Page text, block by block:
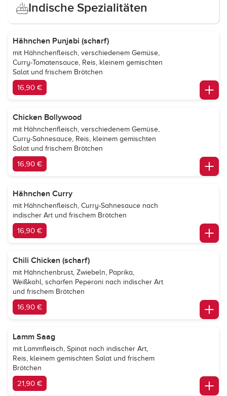
Indische Spezialitäten
Hähnchen Punjabi (scharf)
mit Hähnchenfleisch, verschiedenem Gemüse,
Curry-Tomatensauce, Reis, kleinem gemischten
Salat und frischem Brötchen
16,90 €
Chicken Bollywood
mit Hähnchenfleisch, verschiedenem Gemüse,
Curry-Sahnesauce, Reis, kleinem gemischten
Salat und frischem Brötchen
16,90 €
Hähnchen Curry
mit Hähnchenfleisch, Curry-Sahnesauce nach
indischer Art und frischem Brötchen
16,90 €
Chili Chicken (scharf)
mit Hähnchenbrust, Zwiebeln, Paprika,
Weißkohl, scharfen Peperoni nach indischer Art
und frischem Brötchen
16,90 €
Lamm Saag
mit Lammfleisch, Spinat nach indischer Art,
Reis, kleinem gemischten Salat und frischem
Brötchen
21,90 €